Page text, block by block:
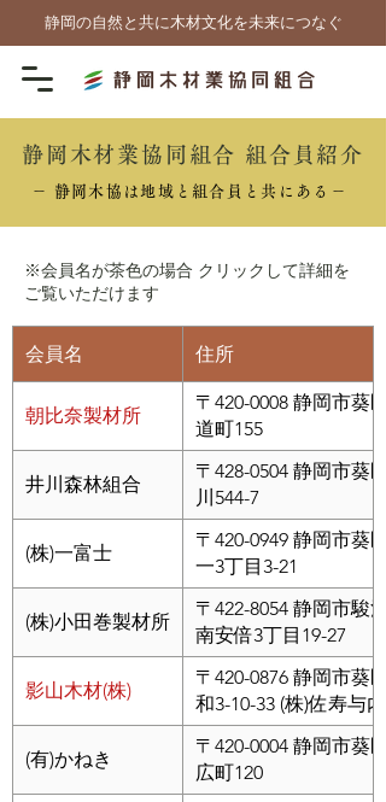
静岡の自然と共に木材文化を未来につなぐ
静岡木材業協同組合 組合員紹介
－ 静岡木協は地域と組合員と共にある－
※会員名が茶色の場合 クリックして詳細を
ご覧いただけます
会員名 住所
朝比奈製材所
〒420-0008 静岡市葵区
道町155
井川森林組合
〒428-0504 静岡市葵区
川544-7
(株)一富士
〒420-0949 静岡市葵区
一3丁目3-21
(株)小田巻製材所
〒422-8054 静岡市駿河
南安倍3丁目19-27
影山木材(株)
〒420-0876 静岡市葵区
和3-10-33 (株)佐寿与内
(有)かねき
〒420-0004 静岡市葵区
広町120